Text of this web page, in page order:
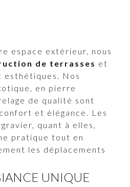
espace extérieur, nous
de terrasses et
esthétiques. Nos
en pierre
de qualité sont
et élégance. Les
quant à elles,
pratique tout en
les déplacements
UNIQUE